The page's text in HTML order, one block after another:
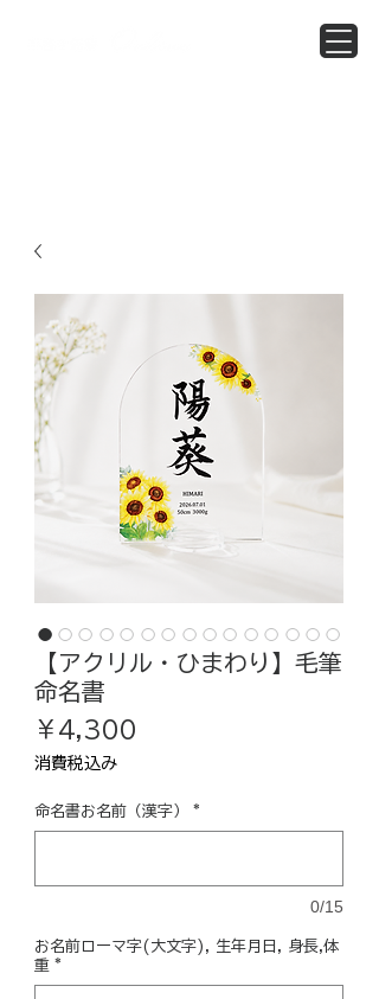
【アクリル・ひまわり】毛筆
命名書
￥4,300
消費税込み
命名書お名前（漢字） *
0/15
お名前ローマ字(大文字), 生年月日, 身長,体
重 *